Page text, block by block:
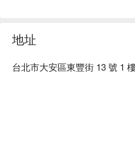
地址
台北市大安區東豐街 13 號 1